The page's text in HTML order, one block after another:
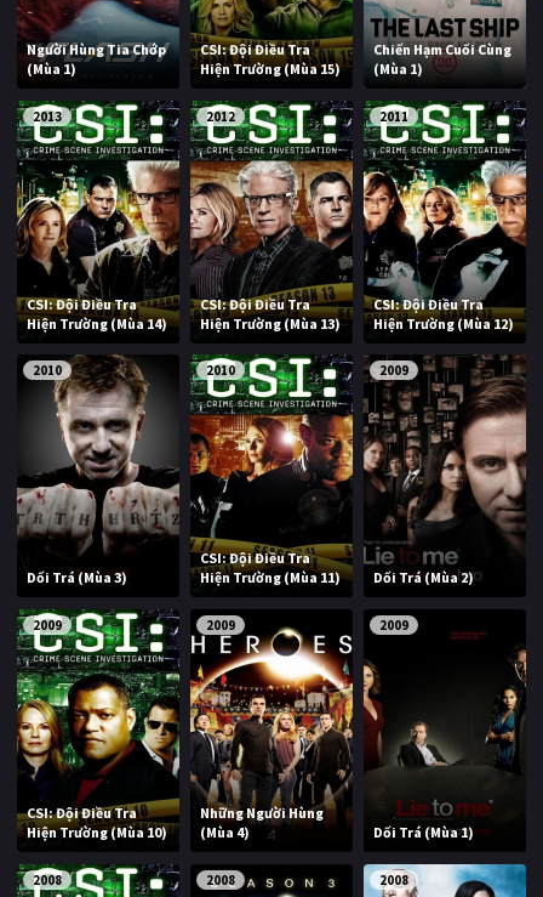
Người Hùng Tia Chớp
(Mùa 1)
CSI: Đội Điều Tra
Hiện Trường (Mùa 15)
Chiến Hạm Cuối Cùng
(Mùa 1)
2013
CSI: Đội Điều Tra
Hiện Trường (Mùa 14)
2012
CSI: Đội Điều Tra
Hiện Trường (Mùa 13)
2011
CSI: Đội Điều Tra
Hiện Trường (Mùa 12)
2010
Dối Trá (Mùa 3)
2010
CSI: Đội Điều Tra
Hiện Trường (Mùa 11)
2009
Dối Trá (Mùa 2)
2009
CSI: Đội Điều Tra
Hiện Trường (Mùa 10)
2009
Những Người Hùng
(Mùa 4)
2009
Dối Trá (Mùa 1)
2008 2008 2008